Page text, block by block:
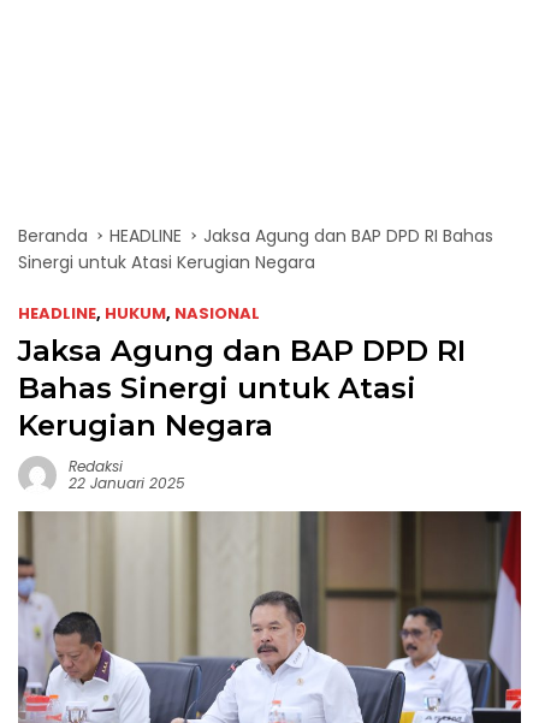
Beranda HEADLINE
Jaksa Agung dan BAP DPD RI Bahas
Sinergi untuk Atasi Kerugian Negara
HEADLINE, HUKUM, NASIONAL
Jaksa Agung dan BAP DPD RI
Bahas Sinergi untuk Atasi
Kerugian Negara
Redaksi
22 Januari 2025